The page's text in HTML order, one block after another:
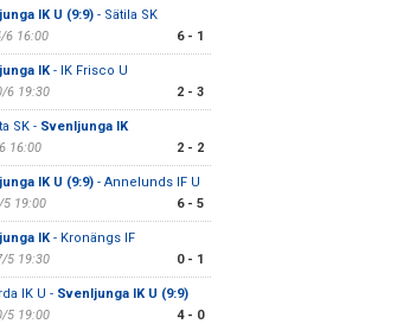
IK U (9:9)- Sätila SK
6 16:00
6 - 1
IK- IK Frisco U
6 19:30
2 - 3
SK - Svenljunga IK
16:00
2 - 2
IK U (9:9)- Annelunds IF U
19:00
6 - 5
IK- Kronängs IF
5 19:30
0 - 1
IK U - Svenljunga IK U (9:9)
5 19:00
4 - 0